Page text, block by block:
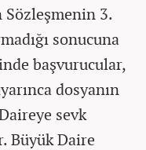
Sözleşmenin 3.
sonucuna
başvurucular,
dosyanın
sevk
Büyük Daire